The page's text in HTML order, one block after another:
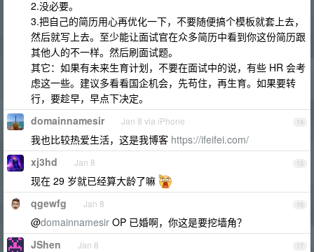
2.没必要。
3.把自己的简历用心再优化一下，不要随便搞个模板就套上去，
然后就写上去。至少能让面试官在众多简历中看到你这份简历跟
其他人的不一样。然后刷面试题。
其它：如果有未来生育计划，不要在面试中的说，有些 HR 会考
虑这一些。建议多看看国企机会，先苟住，再生育。如果要转
行，要趁早，早点下决定。
14
domainnamesir Jan 8 via iPhone
我也比较热爱生活，这是我博客 https://ifeifei.com/
15
xj3hd Jan 8
现在 29 岁就已经算大龄了嘛
16
qgewfg Jan 8
@domainnamesir OP 已婚啊，你这是要挖墙角？
17
JShen Jan 8